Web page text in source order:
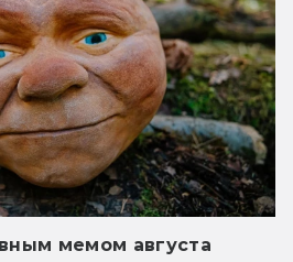
мемом августа